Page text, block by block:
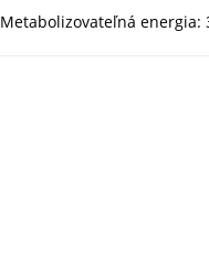
Metabolizovateľná energia: